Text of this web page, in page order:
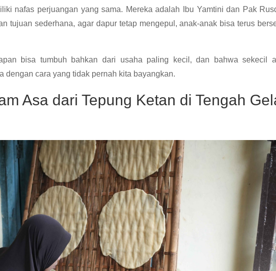
nafas perjuangan yang sama. Mereka adalah Ibu Yamtini dan Pak
tujuan sederhana, agar dapur tetap mengepul, anak-anak bisa terus
bisa tumbuh bahkan dari usaha paling kecil, dan bahwa sekecil
dengan cara yang tidak pernah kita bayangkan.
Asa dari Tepung Ketan di Tengah